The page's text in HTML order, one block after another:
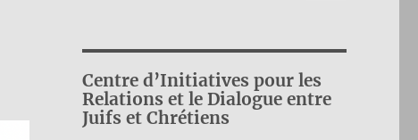
Centre d’Initiatives pour les
Relations et le Dialogue entre
Juifs et Chrétiens